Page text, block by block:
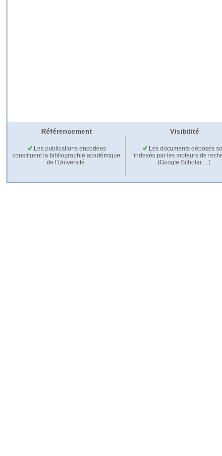
Référencement Visibilité
Les publications encodées
constituent la bibliographie académique
de l'Université.
Les documents déposés
indexés par les moteurs de
(Google Scholar,…).